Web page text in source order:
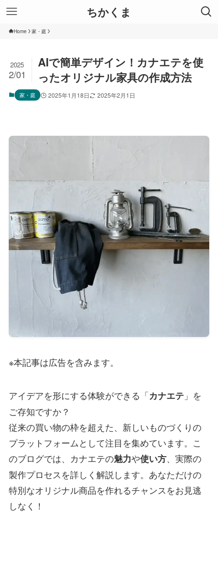
ちかくま
Home 家・庭
AIで簡単デザイン！カナエテを使
ったオリジナル家具の作成方法
2025
2/01
家・庭 2025年1月18日 2025年2月1日
※本記事は広告を含みます。
アイデアを形にする体験ができる「カナエテ」を
ご存知ですか？
従来の買い物の枠を超えた、新しいものづくりの
プラットフォームとして注目を集めています。こ
のブログでは、カナエテの魅力や使い方、実際の
製作プロセスを詳しく解説します。あなただけの
特別なオリジナル商品を作れるチャンスをお見逃
しなく！